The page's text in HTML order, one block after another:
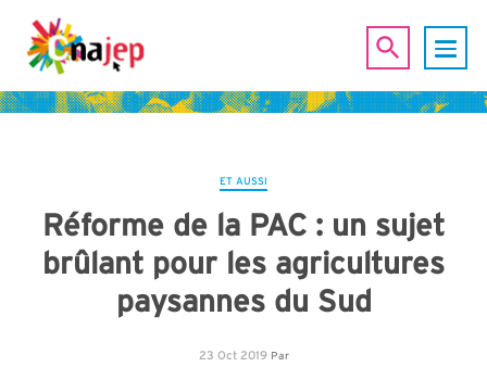
ET AUSSI
Réforme de la PAC : un sujet
brûlant pour les agricultures
paysannes du Sud
23 Oct 2019 Par